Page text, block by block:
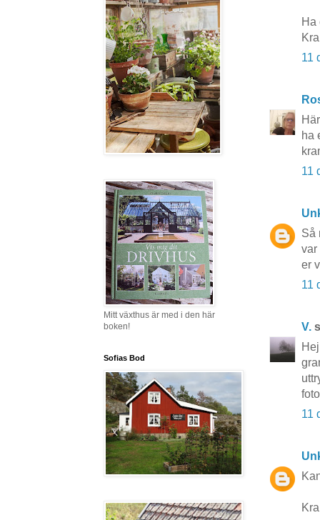
Ha
11
ha
11
Så
var
er
11
V.
11
Mitt växthus är med i den här
boken!
Sofias Bod